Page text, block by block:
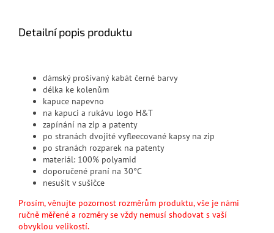
Detailní popis produktu
dámský prošívaný kabát černé barvy
délka ke kolenům
kapuce napevno
na kapuci a rukávu logo H&T
zapínání na zip a patenty
po stranách dvojité vyfleecované kapsy na zip
po stranách rozparek na patenty
materiál: 100% polyamid
doporučené praní na 30°C
nesušit v sušičce
Prosím, věnujte pozornost rozměrům produktu, vše je námi
ručně měřené a rozměry se vždy nemusí shodovat s vaší
obvyklou velikostí.